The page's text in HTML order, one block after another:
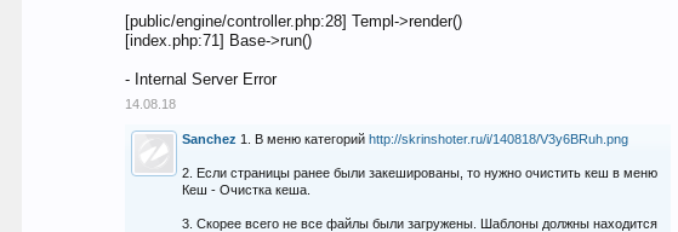
[public/engine/controller.php:28] Templ->render()
[index.php:71] Base->run()
- Internal Server Error
14.08.18
Sanchez 1. В меню категорийhttp://skrinshoter.ru/i/140818/V3y6BRuh.png
2. Если страницы ранее были закешированы, то нужно очистить кеш в меню
Кеш - Очистка кеша.
3. Скорее всего не все файлы были загружены. Шаблоны должны находится